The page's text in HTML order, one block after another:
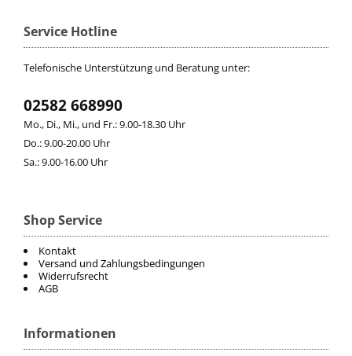
Service Hotline
Telefonische Unterstützung und Beratung unter:
02582 668990
Mo., Di., Mi., und Fr.: 9.00-18.30 Uhr
Do.: 9.00-20.00 Uhr
Sa.: 9.00-16.00 Uhr
Shop Service
Kontakt
Versand und Zahlungsbedingungen
Widerrufsrecht
AGB
Informationen